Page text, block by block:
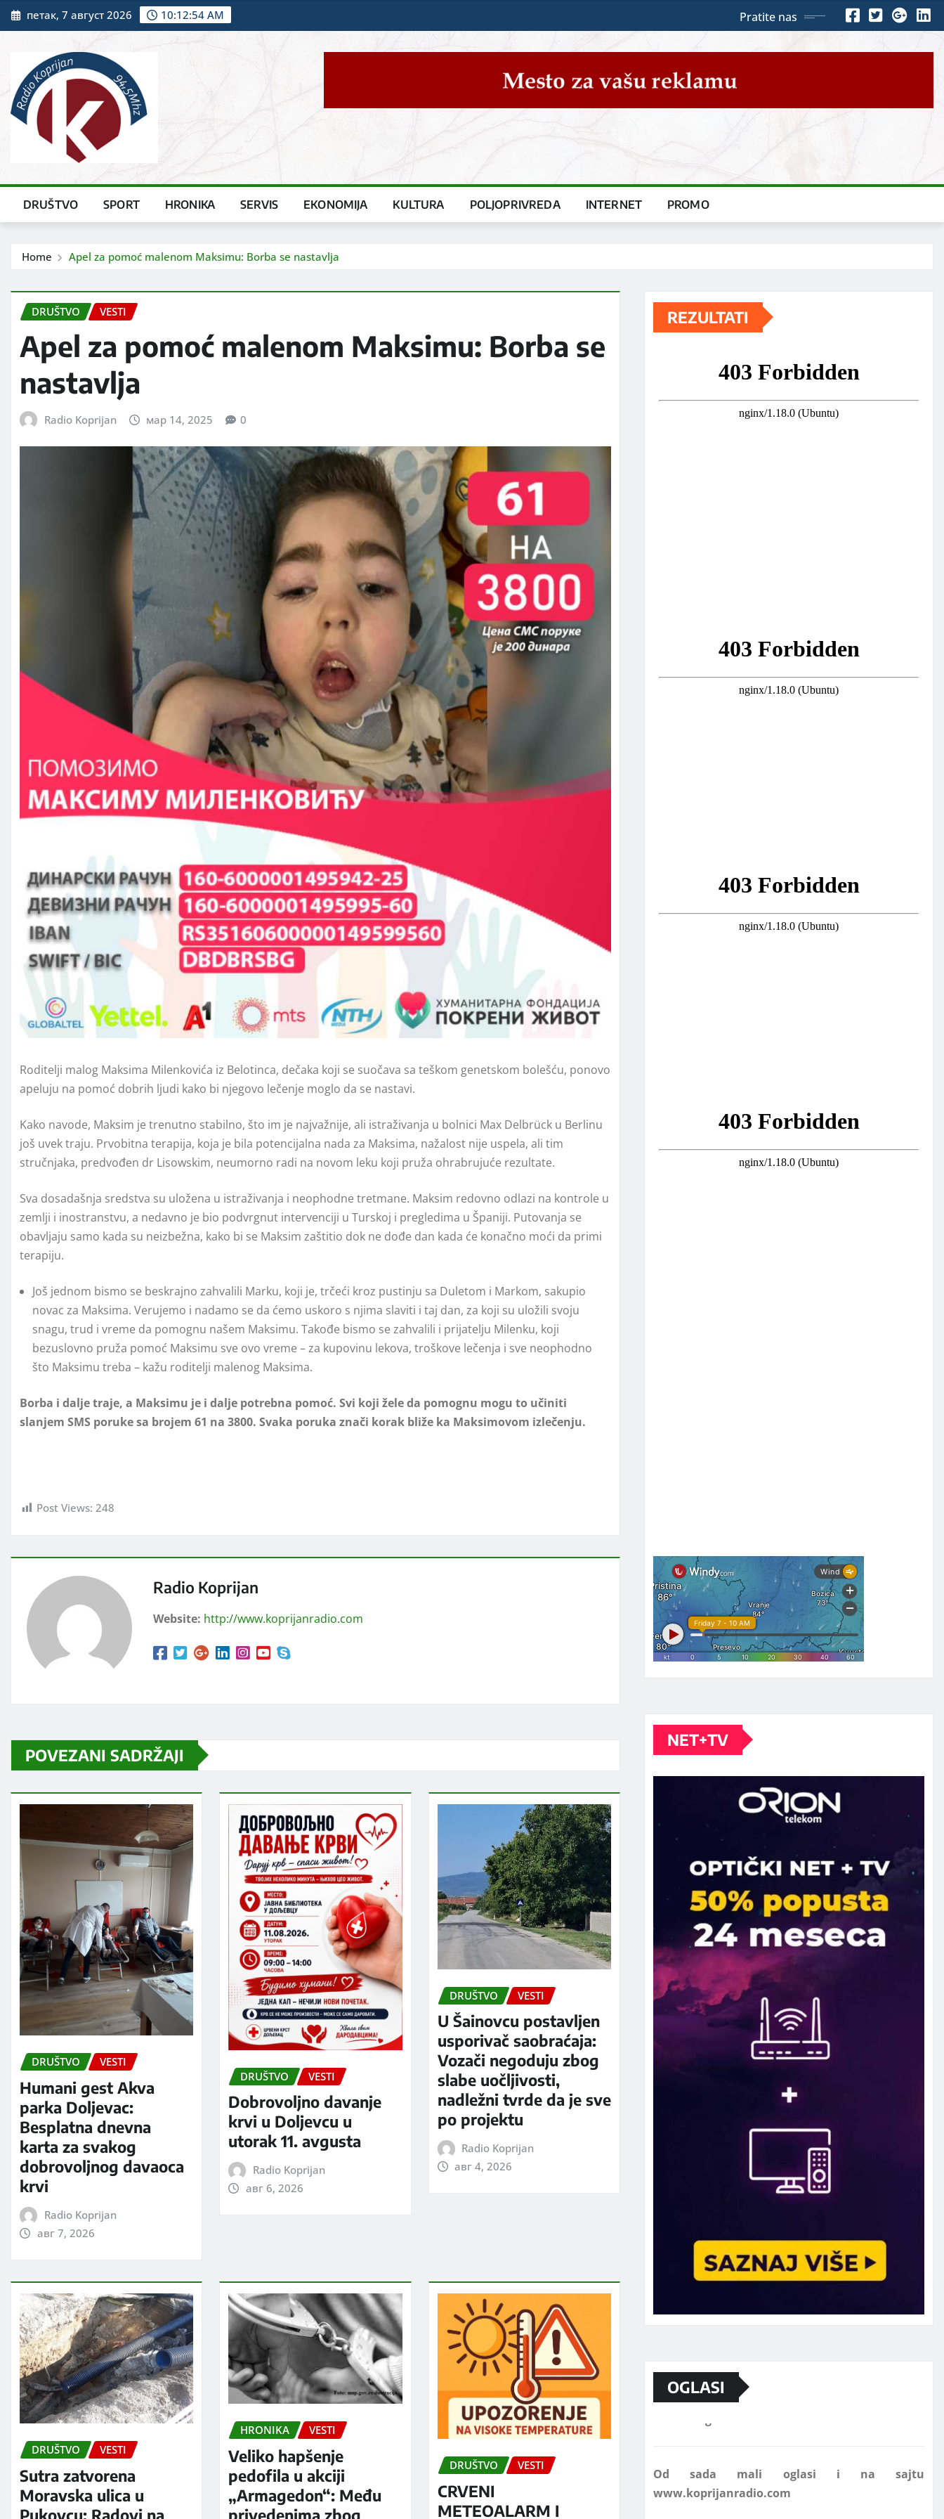
Skip
to
петак, 7 август 2026 10:12:56 AM Pratite nas
DRUŠTVO SPORT HRONIKA SERVIS EKONOMIJA KULTURA POLJOPRIVREDA INTERNET PROMO
Home Apel za pomoć malenom Maksimu: Borba se nastavlja
DRUŠTVO VESTI
Apel za pomoć malenom Maksimu: Borba se
nastavlja
Radio Koprijan мар 14, 2025 0
Roditelji malog Maksima Milenkovića iz Belotinca, dečaka koji se suočava sa teškom genetskom bolešću, ponovo
apeluju na pomoć dobrih ljudi kako bi njegovo lečenje moglo da se nastavi.
Kako navode, Maksim je trenutno stabilno, što im je najvažnije, ali istraživanja u bolnici Max Delbrück u Berlinu
još uvek traju. Prvobitna terapija, koja je bila potencijalna nada za Maksima, nažalost nije uspela, ali tim
stručnjaka, predvođen dr Lisowskim, neumorno radi na novom leku koji pruža ohrabrujuće rezultate.
Sva dosadašnja sredstva su uložena u istraživanja i neophodne tretmane. Maksim redovno odlazi na kontrole u
zemlji i inostranstvu, a nedavno je bio podvrgnut intervenciji u Turskoj i pregledima u Španiji. Putovanja se
obavljaju samo kada su neizbežna, kako bi se Maksim zaštitio dok ne dođe dan kada će konačno moći da primi
terapiju.
Još jednom bismo se beskrajno zahvalili Marku, koji je, trčeći kroz pustinju sa Duletom i Markom, sakupio
novac za Maksima. Verujemo i nadamo se da ćemo uskoro s njima slaviti i taj dan, za koji su uložili svoju
snagu, trud i vreme da pomognu našem Maksimu. Takođe bismo se zahvalili i prijatelju Milenku, koji
bezuslovno pruža pomoć Maksimu sve ovo vreme – za kupovinu lekova, troškove lečenja i sve neophodno
što Maksimu treba – kažu roditelji malenog Maksima.
Borba i dalje traje, a Maksimu je i dalje potrebna pomoć. Svi koji žele da pomognu mogu to učiniti
slanjem SMS poruke sa brojem 61 na 3800. Svaka poruka znači korak bliže ka Maksimovom izlečenju.
Post Views: 248
Radio Koprijan
Website: http://www.koprijanradio.com
POVEZANI SADRŽAJI
DRUŠTVO VESTI
Humani gest Akva
parka Doljevac:
Besplatna dnevna
karta za svakog
dobrovoljnog davaoca
krvi
Radio Koprijan
авг 7, 2026
DRUŠTVO VESTI
Dobrovoljno davanje
krvi u Doljevcu u
utorak 11. avgusta
Radio Koprijan
авг 6, 2026
DRUŠTVO VESTI
U Šainovcu postavljen
usporivač saobraćaja:
Vozači negoduju zbog
slabe uočljivosti,
nadležni tvrde da je sve
po projektu
Radio Koprijan
авг 4, 2026
DRUŠTVO VESTI
Sutra zatvorena
Moravska ulica u
Pukovcu: Radovi na
HRONIKA VESTI
Veliko hapšenje
pedofila u akciji
„Armagedon“: Među
privedenima zbog
DRUŠTVO VESTI
CRVENI
METEOALARM I
REZULTATI
NET+TV
OGLASI
Marketing telefon 062 463 002